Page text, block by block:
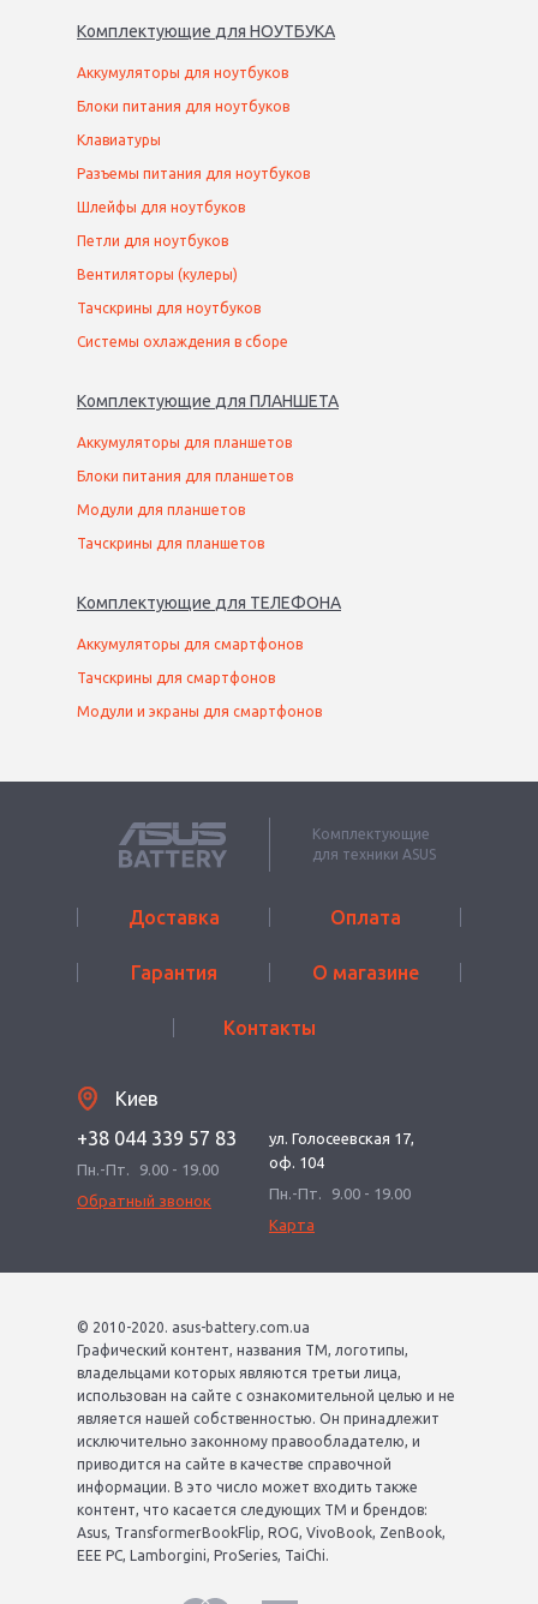
Комплектующие для НОУТБУКА
Аккумуляторы для ноутбуков
Блоки питания для ноутбуков
Клавиатуры
Разъемы питания для ноутбуков
Шлейфы для ноутбуков
Петли для ноутбуков
Вентиляторы (кулеры)
Тачскрины для ноутбуков
Системы охлаждения в сборе
Комплектующие для ПЛАНШЕТА
Аккумуляторы для планшетов
Блоки питания для планшетов
Модули для планшетов
Тачскрины для планшетов
Комплектующие для ТЕЛЕФОНА
Аккумуляторы для смартфонов
Тачскрины для смартфонов
Модули и экраны для смартфонов
Комплектующие
для техники ASUS
Доставка Оплата
Гарантия О магазине
Контакты
Киев
+38 044 339 57 83
Пн.-Пт.
9.00 - 19.00
Обратный звонок
ул. Голосеевская 17,
оф. 104
Пн.-Пт.
9.00 - 19.00
Карта
© 2010-2020. asus-battery.com.ua
Графический контент, названия ТМ, логотипы,
владельцами которых являются третьи лица,
использован на сайте с ознакомительной целью и не
является нашей собственностью. Он принадлежит
исключительно законному правообладателю, и
приводится на сайте в качестве справочной
информации. В это число может входить также
контент, что касается следующих ТМ и брендов:
Asus, TransformerBookFlip, ROG, VivoBook, ZenBook,
EEE PC, Lamborgini, ProSeries, TaiChi.